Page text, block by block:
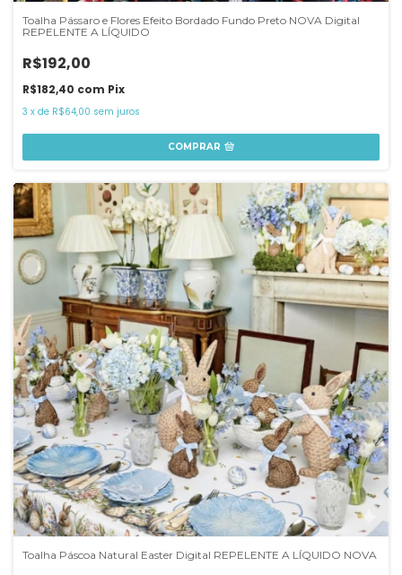
Toalha Pássaro e Flores Efeito Bordado Fundo Preto NOVA Digital
REPELENTE A LÍQUIDO
R$192,00
R$182,40 com Pix
3 x de R$64,00 sem juros
COMPRAR
Toalha Páscoa Natural Easter Digital REPELENTE A LÍQUIDO NOVA